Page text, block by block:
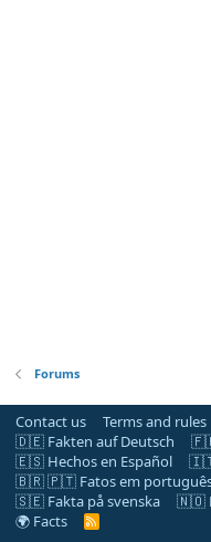
Forums
Contact us Terms and rules
🇩🇪 Fakten auf Deutsch
🇪🇸 Hechos en Español
🇮🇹
🇧🇷 🇵🇹 Fatos em
🇸🇪 Fakta på svenska
🇳🇴
🌍 Facts
R